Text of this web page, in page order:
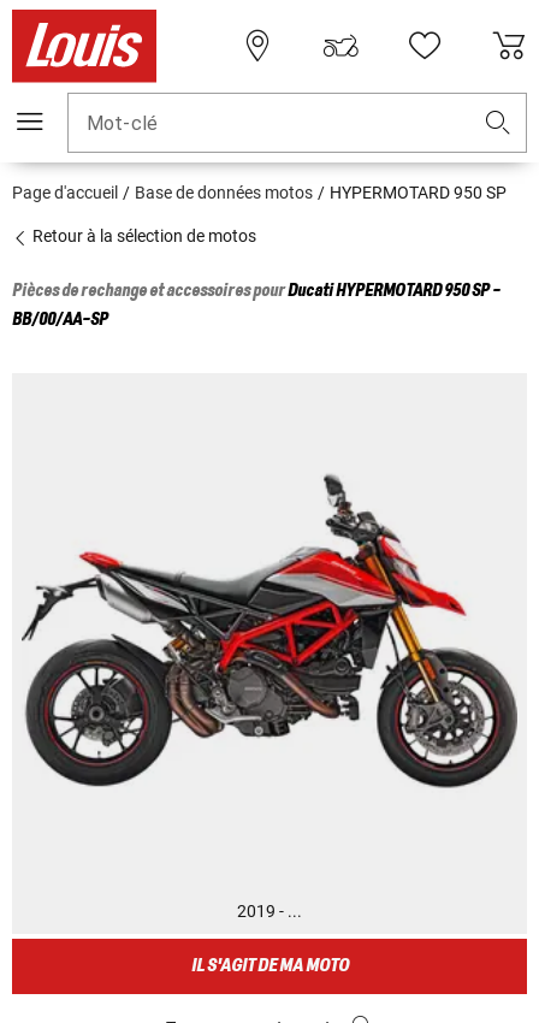
Mot-clé
Page d'accueil Base de données motos HYPERMOTARD 950 SP
Retour à la sélection de motos
Pièces de rechange et accessoires pourDucatiHYPERMOTARD 950 SP -
BB/00/AA-SP
2019 - ...
IL S'AGIT DE MA MOTO